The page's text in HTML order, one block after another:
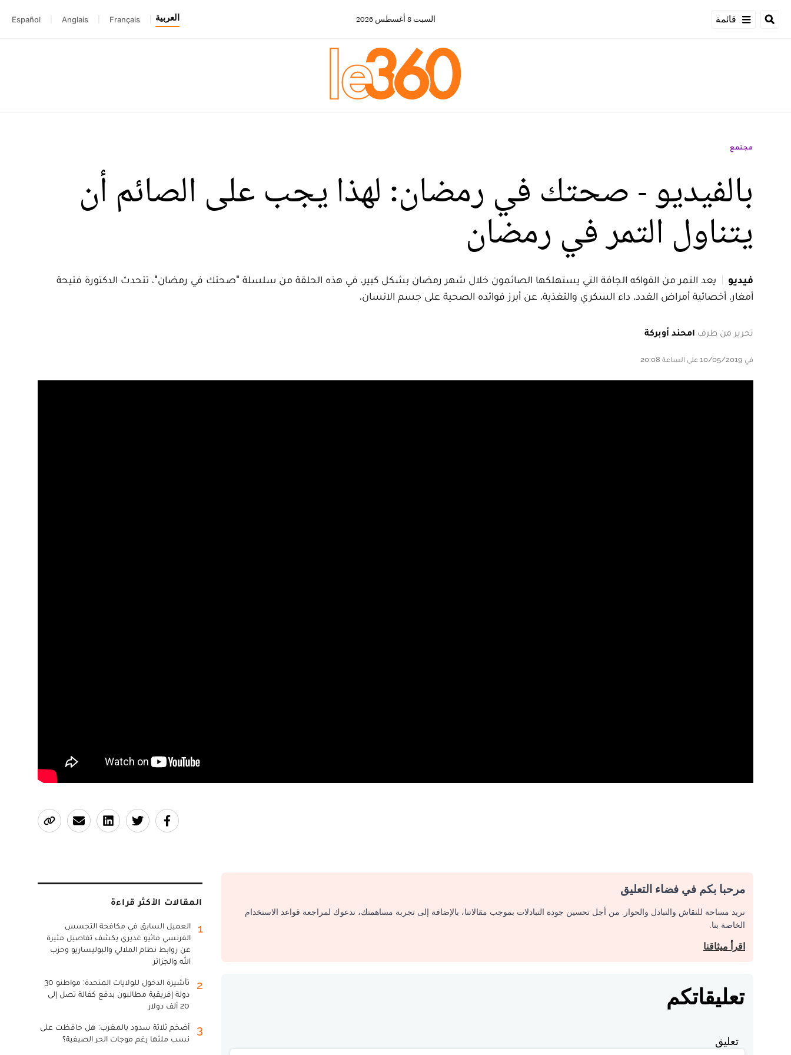
قائمة السبت 8 أغسطس 2026 العربية Français
Anglais
Español
مجتمع
بالفيديو - صحتك في رمضان: لهذا يجب على الصائم أن
يتناول التمر في رمضان
فيديو
يعد التمر من الفواكه الجافة التي يستهلكها الصائمون خلال شهر رمضان بشكل كبير، في هذه الحلقة من سلسلة "صحتك في رمضان"، تتحدث الدكتورة فتيحة
أمغار، أخصائية أمراض الغدد، داء السكري والتغذية، عن أبرز فوائده الصحية على جسم الانسان.
تحرير من طرف امحند أوبركة
في 10/05/2019 على الساعة 20:08
مرحبا بكم في فضاء التعليق
نريد مساحة للنقاش والتبادل والحوار. من أجل تحسين جودة التبادلات بموجب مقالاتنا، بالإضافة إلى تجربة مساهمتك، ندعوك لمراجعة قواعد الاستخدام
الخاصة بنا.
اقرأ ميثاقنا
تعليقاتكم
تعليق
المقالات الأكثر قراءة
1
العميل السابق في مكافحة التجسس
الفرنسي ماثيو غديري يكشف تفاصيل مثيرة
عن روابط نظام الملالي والبوليساريو وحزب
الله والجزائر
2
تأشيرة الدخول للولايات المتحدة: مواطنو 30
دولة إفريقية مطالبون بدفع كفالة تصل إلى
20 ألف دولار
3
أضخم ثلاثة سدود بالمغرب: هل حافظت على
نسب ملئها رغم موجات الحر الصيفية؟